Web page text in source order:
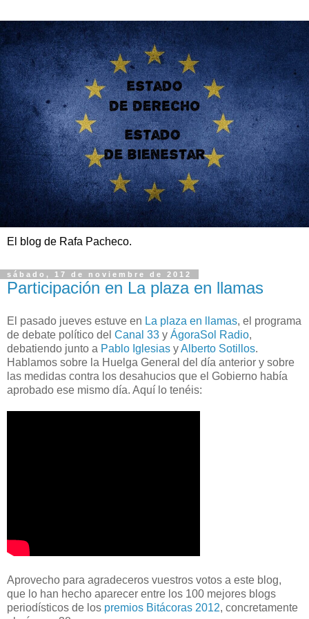
El blog de Rafa Pacheco.
sábado, 17 de noviembre de 2012
Participación en La plaza en llamas
El pasado jueves estuve en La plaza en llamas, el programa
de debate político del Canal 33 y ÁgoraSol Radio,
debatiendo junto a Pablo Iglesias yAlberto Sotillos.
Hablamos sobre la Huelga General del día anterior y sobre
las medidas contra los desahucios que el Gobierno había
aprobado ese mismo día. Aquí lo tenéis:
Aprovecho para agradeceros vuestros votos a este blog,
que lo han hecho aparecer entre los 100 mejores blogs
periodísticos de los premios Bitácoras 2012, concretamente